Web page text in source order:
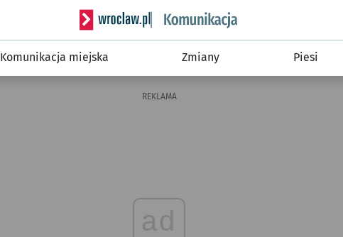
Serwis informacyjny wroclaw.pl podserwis:
Komunikacja miejska Zmiany Piesi
REKLAMA
ad